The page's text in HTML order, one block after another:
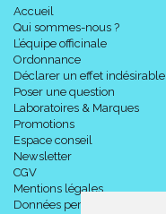
Accueil
Qui sommes-nous ?
L’équipe officinale
Ordonnance
Déclarer un effet indésirable
Poser une question
Laboratoires & Marques
Promotions
Espace conseil
Newsletter
CGV
Mentions légales
Données personnelles